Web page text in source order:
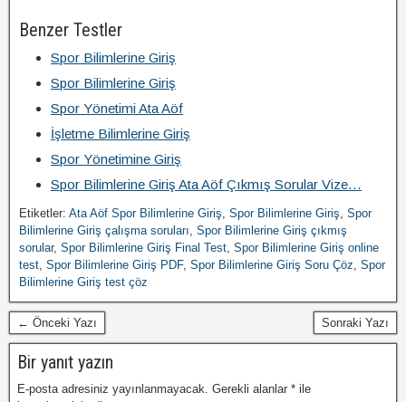
Benzer Testler
Spor Bilimlerine Giriş
Spor Bilimlerine Giriş
Spor Yönetimi Ata Aöf
İşletme Bilimlerine Giriş
Spor Yönetimine Giriş
Spor Bilimlerine Giriş Ata Aöf Çıkmış Sorular Vize…
Etiketler: Ata Aöf Spor Bilimlerine Giriş, Spor Bilimlerine Giriş, Spor
Bilimlerine Giriş çalışma soruları, Spor Bilimlerine Giriş çıkmış
sorular, Spor Bilimlerine Giriş Final Test, Spor Bilimlerine Giriş online
test, Spor Bilimlerine Giriş PDF, Spor Bilimlerine Giriş Soru Çöz, Spor
Bilimlerine Giriş test çöz
← Önceki Yazı Sonraki Yazı
Bir yanıt yazın
E-posta adresiniz yayınlanmayacak. Gerekli alanlar * ile